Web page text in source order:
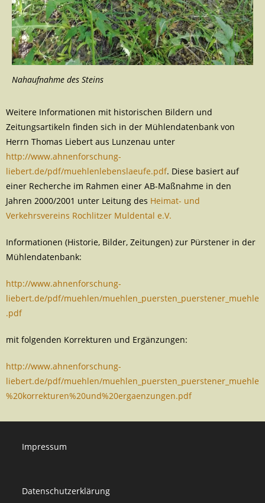
Nahaufnahme des Steins
Weitere Informationen mit historischen Bildern und
Zeitungsartikeln finden sich in der Mühlendatenbank von
Herrn Thomas Liebert aus Lunzenau unter
http://www.ahnenforschung-
liebert.de/pdf/muehlenlebenslaeufe.pdf. Diese basiert auf
einer Recherche im Rahmen einer AB-Maßnahme in den
Jahren 2000/2001 unter Leitung des Heimat- und
Verkehrsvereins Rochlitzer Muldental e.V.
Informationen (Historie, Bilder, Zeitungen) zur Pürstener in der
Mühlendatenbank:
http://www.ahnenforschung-
liebert.de/pdf/muehlen/muehlen_puersten_puerstener_muehle
.pdf
mit folgenden Korrekturen und Ergänzungen:
http://www.ahnenforschung-
liebert.de/pdf/muehlen/muehlen_puersten_puerstener_muehle
%20korrekturen%20und%20ergaenzungen.pdf
Impressum
Datenschutzerklärung